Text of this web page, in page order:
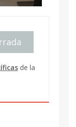
de la